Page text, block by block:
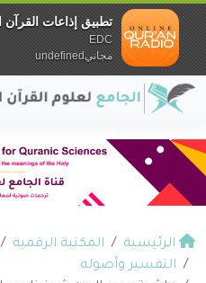
الرئيسية المكتبة الرقمية
التفسير وأصوله
تطبيق إذاعات القرآن
EDC
مجانيundefined